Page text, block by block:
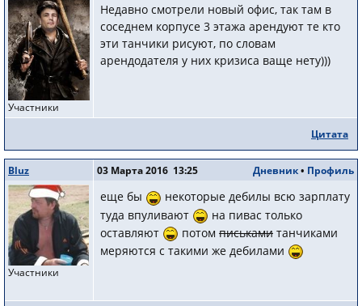
Участники
Недавно смотрели новый офис, так там в
соседнем корпусе 3 этажа арендуют те кто
эти танчики рисуют, по словам
арендодателя у них кризиса ваще нету)))
Цитата
Bluz
Участники
Дневник• Профиль
03 Марта 2016 13:25
еще бы
некоторые дебилы всю зарплату
туда впуливают
на пивас только
оставляют
потом письками танчиками
меряются с такими же дебилами